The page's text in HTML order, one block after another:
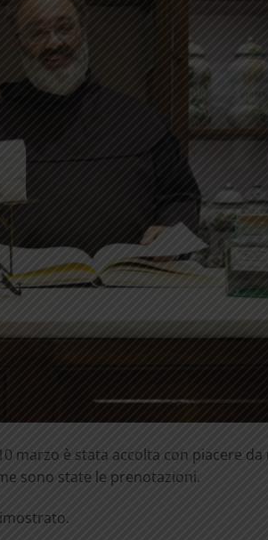
marzo è stata accolta con piacere
sono state le prenotazioni.